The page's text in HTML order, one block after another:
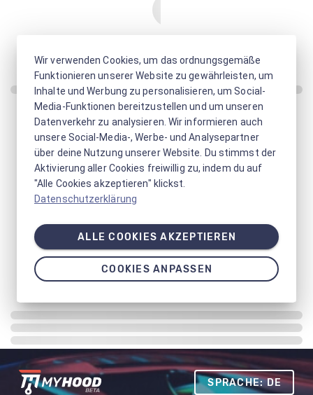
SPRACHE: DE
Wir verwenden Cookies, um das ordnungsgemäße
Funktionieren unserer Website zu gewährleisten, um
Inhalte und Werbung zu personalisieren, um Social-
Media-Funktionen bereitzustellen und um unseren
Datenverkehr zu analysieren. Wir informieren auch
unsere Social-Media-, Werbe- und Analysepartner
über deine Nutzung unserer Website. Du stimmst der
Aktivierung aller Cookies freiwillig zu, indem du auf
"Alle Cookies akzeptieren" klickst.
Datenschutzerklärung
ALLE COOKIES AKZEPTIEREN
COOKIES ANPASSEN